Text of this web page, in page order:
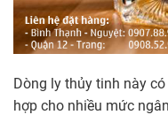
Dòng ly thủy tinh này
hợp cho nhiều mức